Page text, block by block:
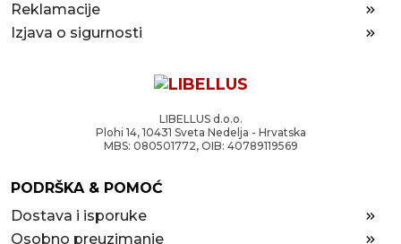
Reklamacije
Izjava o sigurnosti
LIBELLUS d.o.o.
Plohi 14, 10431 Sveta Nedelja - Hrvatska
MBS: 080501772, OIB: 40789119569
PODRŠKA & POMOĆ
Dostava i isporuke
Osobno preuzimanje